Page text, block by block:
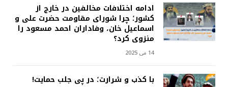
ادامه اختلافات مخالفین در خارج از
کشور؛ چرا شورای مقاومت حضرت علی و
اسماعیل خان، وفاداران احمد مسعود را
منزوی کرد؟
14 می 2025
با کذب و شرارت؛ در پی جلب حمایت!